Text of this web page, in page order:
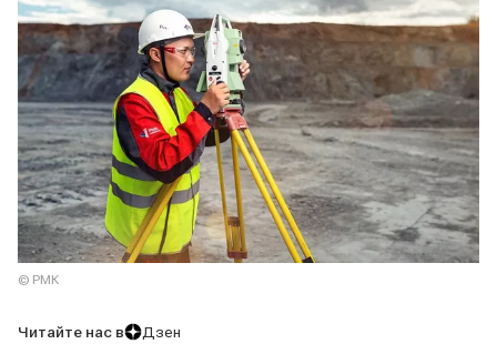
© РМК
Читайте нас в Дзен